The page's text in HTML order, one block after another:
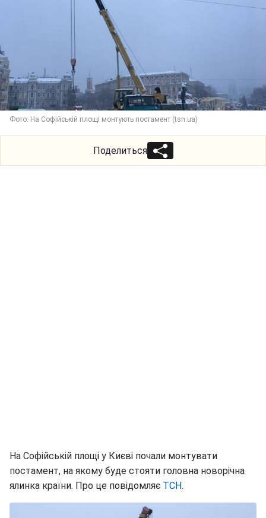
Фото: На Софійській площі монтують постамент (tsn.ua)
Поделиться
На Софійській площі у Києві почали монтувати
постамент, на якому буде стояти головна новорічна
ялинка країни. Про це повідомляє ТСН.